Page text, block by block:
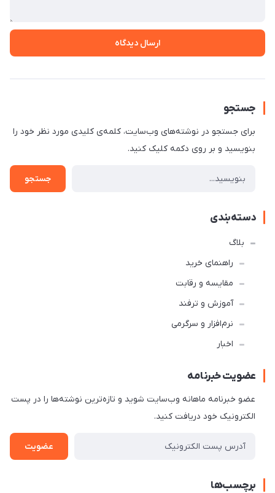
ارسال دیدگاه
جستجو
برای جستجو در نوشته‌های وب‌سایت، کلمه‌ی کلیدی مورد نظر خود را
بنویسید و بر روی دکمه کلیک کنید.
جستجو
دسته‌بندی
بلاگ
راهنمای خرید
مقایسه و رقابت
آموزش و ترفند
نرم‌افزار و سرگرمی
اخبار
عضویت خبرنامه
عضو خبرنامه ماهانه وب‌سایت شوید و تازه‌ترین نوشته‌ها را در پست
الکترونیک خود دریافت کنید.
عضویت
برچسب‌ها